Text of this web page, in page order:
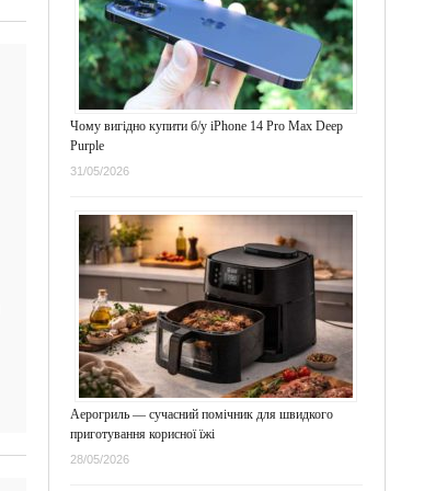
Чому вигідно купити б/у iPhone 14 Pro Max Deep
Purple
31/05/2026
Аерогриль — сучасний помічник для швидкого
приготування корисної їжі
28/05/2026